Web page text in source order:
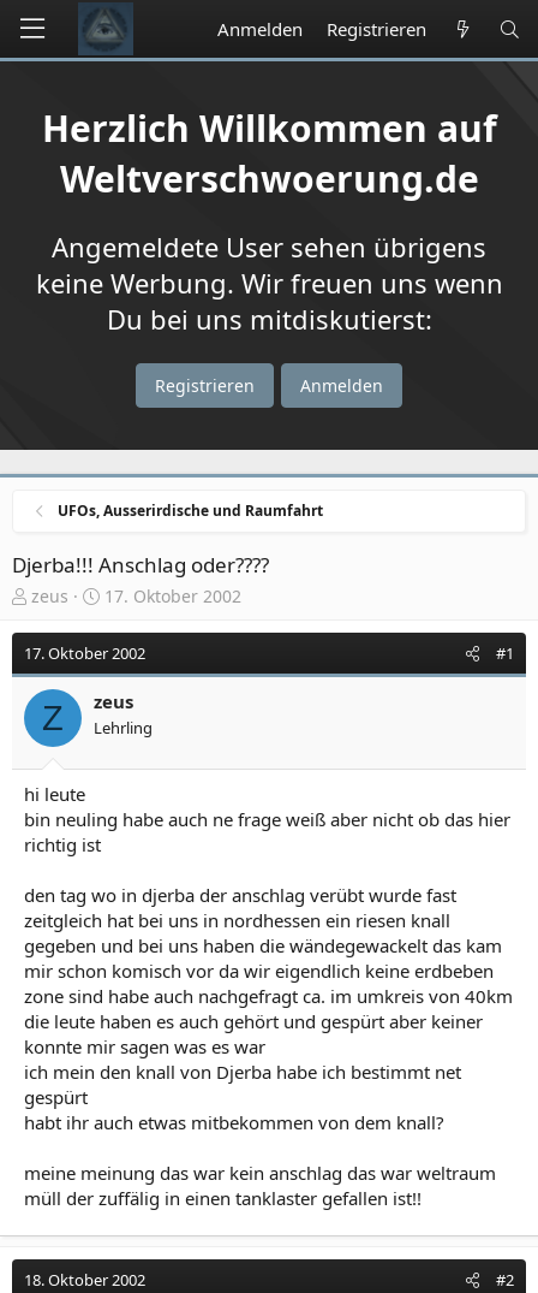
Anmelden Registrieren
Herzlich Willkommen auf
Weltverschwoerung.de
Angemeldete User sehen übrigens
keine Werbung. Wir freuen uns wenn
Du bei uns mitdiskutierst:
Registrieren Anmelden
UFOs, Ausserirdische und Raumfahrt
Djerba!!! Anschlag oder????
E
s
t
l
r
zeus
E
s
t
l
l
a
17. Oktober 2002
17. Oktober 2002 #1
Z zeus
Lehrling
hi leute
bin neuling habe auch ne frage weiß aber nicht ob das hier
richtig ist
den tag wo in djerba der anschlag verübt wurde fast
zeitgleich hat bei uns in nordhessen ein riesen knall
gegeben und bei uns haben die wändegewackelt das kam
mir schon komisch vor da wir eigendlich keine erdbeben
zone sind habe auch nachgefragt ca. im umkreis von 40km
die leute haben es auch gehört und gespürt aber keiner
konnte mir sagen was es war
ich mein den knall von Djerba habe ich bestimmt net
gespürt
habt ihr auch etwas mitbekommen von dem knall?
meine meinung das war kein anschlag das war weltraum
müll der zuffälig in einen tanklaster gefallen ist!!
18. Oktober 2002 #2